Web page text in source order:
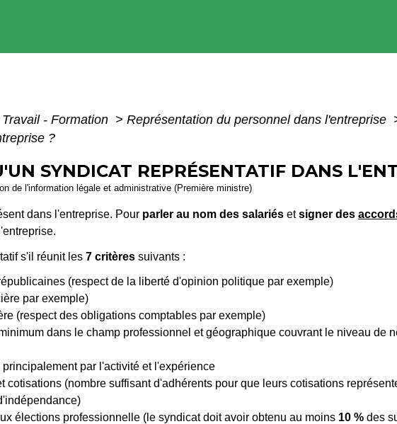
Travail - Formation > Représentation du personnel dans l'entreprise
?
SYNDICAT REPRÉSENTATIF DANS
de l'information légale et administrative (Première ministre)
dans l'entreprise. Pour parler au nom des salariés etsigner des
s'il réunit les 7 critères suivants :
(respect de la liberté d'opinion politique par exemple)
par exemple)
(respect des obligations comptables par exemple)
dans le champ professionnel et géographique couvrant le niveau de
principalement par l'activité et l'expérience
cotisations (nombre suffisant d'adhérents pour que leurs cotisations
élections professionnelle (le syndicat doit avoir obtenu au moins 10 % des